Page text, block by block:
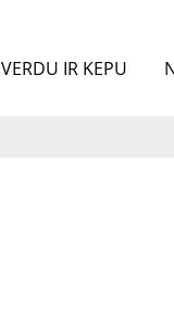
VERDU IR KEPU